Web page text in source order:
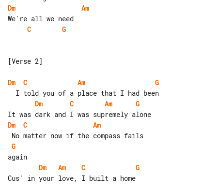
Dm
Am
C
G
[Verse 2]
Dm C Am
G
Dm
C Am
G
Dm
C
Am
G
Dm
Am C
G
Cus' in your love, I built a home